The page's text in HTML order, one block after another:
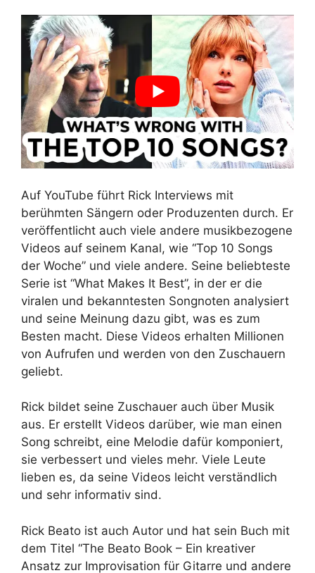
Auf YouTube führt Rick Interviews mit
berühmten Sängern oder Produzenten durch. Er
veröffentlicht auch viele andere musikbezogene
Videos auf seinem Kanal, wie “Top 10 Songs
der Woche” und viele andere. Seine beliebteste
Serie ist “What Makes It Best”, in der er die
viralen und bekanntesten Songnoten analysiert
und seine Meinung dazu gibt, was es zum
Besten macht. Diese Videos erhalten Millionen
von Aufrufen und werden von den Zuschauern
geliebt.
Rick bildet seine Zuschauer auch über Musik
aus. Er erstellt Videos darüber, wie man einen
Song schreibt, eine Melodie dafür komponiert,
sie verbessert und vieles mehr. Viele Leute
lieben es, da seine Videos leicht verständlich
und sehr informativ sind.
Rick Beato ist auch Autor und hat sein Buch mit
dem Titel “The Beato Book – Ein kreativer
Ansatz zur Improvisation für Gitarre und andere